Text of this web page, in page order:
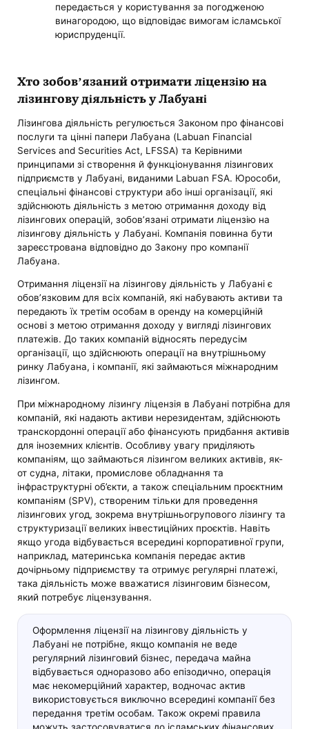
передається у користування за погодженою
винагородою, що відповідає вимогам ісламської
юриспруденції.
Хто зобов’язаний отримати ліцензію на
лізингову діяльність у Лабуані
Лізингова діяльність регулюється Законом про фінансові
послуги та цінні папери Лабуана (Labuan Financial
Services and Securities Act, LFSSA) та Керівними
принципами зі створення й функціонування лізингових
підприємств у Лабуані, виданими Labuan FSA. Юрособи,
спеціальні фінансові структури або інші організації, які
здійснюють діяльність з метою отримання доходу від
лізингових операцій, зобов’язані отримати ліцензію на
лізингову діяльність у Лабуані. Компанія повинна бути
зареєстрована відповідно до Закону про компанії
Лабуана.
Отримання ліцензії на лізингову діяльність у Лабуані є
обов’язковим для всіх компаній, які набувають активи та
передають їх третім особам в оренду на комерційній
основі з метою отримання доходу у вигляді лізингових
платежів. До таких компаній відносять передусім
організації, що здійснюють операції на внутрішньому
ринку Лабуана, і компанії, які займаються міжнародним
лізингом.
При міжнародному лізингу ліцензія в Лабуані потрібна для
компаній, які надають активи нерезидентам, здійснюють
транскордонні операції або фінансують придбання активів
для іноземних клієнтів. Особливу увагу приділяють
компаніям, що займаються лізингом великих активів, як-
от судна, літаки, промислове обладнання та
інфраструктурні об’єкти, а також спеціальним проєктним
компаніям (SPV), створеним тільки для проведення
лізингових угод, зокрема внутрішньогрупового лізингу та
структуризації великих інвестиційних проєктів. Навіть
якщо угода відбувається всередині корпоративної групи,
наприклад, материнська компанія передає актив
дочірньому підприємству та отримує регулярні платежі,
така діяльність може вважатися лізинговим бізнесом,
який потребує ліцензування.
Оформлення ліцензії на лізингову діяльність у
Лабуані не потрібне, якщо компанія не веде
регулярний лізинговий бізнес, передача майна
відбувається одноразово або епізодично, операція
має некомерційний характер, водночас актив
використовується виключно всередині компанії без
передання третім особам. Також окремі правила